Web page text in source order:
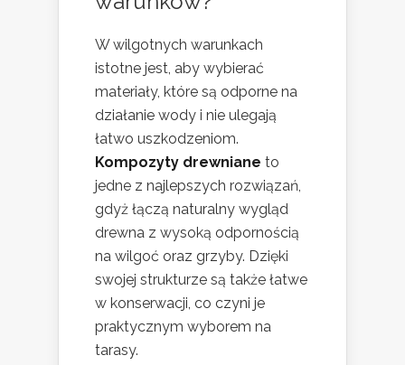
W wilgotnych warunkach
istotne jest, aby wybierać
materiały, które są odporne na
działanie wody i nie ulegają
łatwo uszkodzeniom.
Kompozyty drewniane to
jedne z najlepszych rozwiązań,
gdyż łączą naturalny wygląd
drewna z wysoką odpornością
na wilgoć oraz grzyby. Dzięki
swojej strukturze są także łatwe
w konserwacji, co czyni je
praktycznym wyborem na
tarasy.